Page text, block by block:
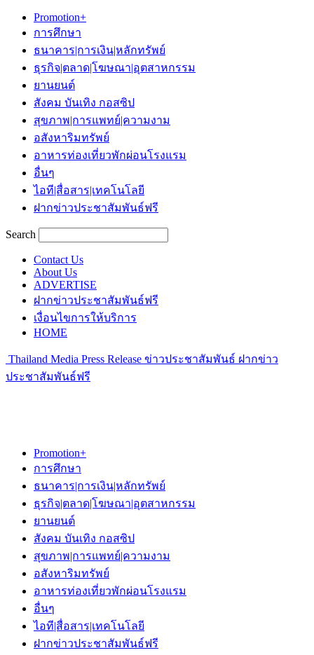
Promotion+
การศึกษา
ธนาคาร|การเงิน|หลักทรัพย์
ธุรกิจ|ตลาด|โฆษณา|อุตสาหกรรม
ยานยนต์
สังคม บันเทิง กอสซิป
สุขภาพ|การแพทย์|ความงาม
อสังหาริมทรัพย์
อาหารท่องเที่ยวพักผ่อนโรงแรม
อื่นๆ
ไอที|สื่อสาร|เทคโนโลยี
ฝากข่าวประชาสัมพันธ์ฟรี
Search
Contact Us
About Us
ADVERTISE
ฝากข่าวประชาสัมพันธ์ฟรี
เงื่อนไขการให้บริการ
HOME
Thailand Media Press Release ข่าวประชาสัมพันธ์ ฝากข่าว
ประชาสัมพันธ์ฟรี
Promotion+
การศึกษา
ธนาคาร|การเงิน|หลักทรัพย์
ธุรกิจ|ตลาด|โฆษณา|อุตสาหกรรม
ยานยนต์
สังคม บันเทิง กอสซิป
สุขภาพ|การแพทย์|ความงาม
อสังหาริมทรัพย์
อาหารท่องเที่ยวพักผ่อนโรงแรม
อื่นๆ
ไอที|สื่อสาร|เทคโนโลยี
ฝากข่าวประชาสัมพันธ์ฟรี